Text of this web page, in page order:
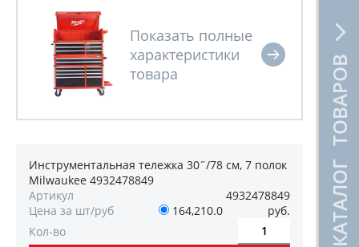
КАТАЛОГ ТОВАРОВ
Инструментальная тележка 30˝/78 см, 7 полок
Milwaukee 4932478849
Артикул
4932478849
Цена за шт/руб
164,210.0
руб.
Кол-во